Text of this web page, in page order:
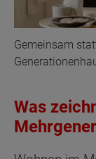
Gemeinsam
Was